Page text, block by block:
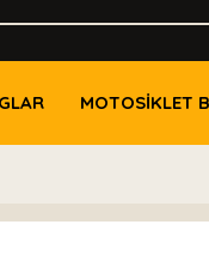
MOTOSİKLET